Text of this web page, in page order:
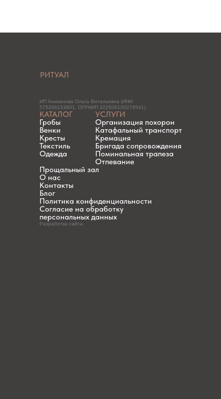
РИТУАЛ
ИП Аниканова Ольга Витальевна (ИНН
575206153801, ОГРНИП 322508100279541)
КАТАЛОГ
Гробы
Венки
Кресты
Текстиль
Одежда
УСЛУГИ
Организация похорон
Катафальный транспорт
Кремация
Бригада сопровождения
Поминальная трапеза
Отпевание
Прощальный зал
О нас
Контакты
Блог
Политика конфиденциальности
Согласие на обработку
персональных данных
Разработка сайта